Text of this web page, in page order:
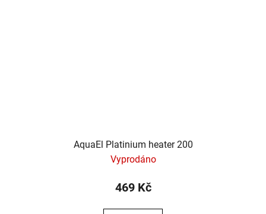
AquaEl Platinium heater 200
Vyprodáno
469 Kč